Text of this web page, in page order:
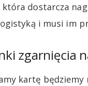
dostarcza
i musi im
zgarnięcia
kartę